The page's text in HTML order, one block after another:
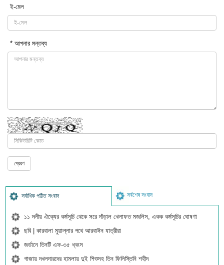
ই-মেল
* আপনার মন্তব্য
সর্বাধিক পঠিত সংবাদ সর্বশেষ সংবাদ
১১ দলীয় ঐক্যের কর্মসূচি থেকে সরে দাঁড়াল খেলাফত মজলিস, একক কর্মসূচির ঘোষণা
ছবি | কারবালা মুয়াল্লার পথে আরবাঈন যাত্রীরা
জর্ডানে তিনটি এফ-৩৫ ধ্বংস
গাজায় দখলদারদের হামলায় দুই শিশুসহ তিন ফিলিস্তিনি শহীদ